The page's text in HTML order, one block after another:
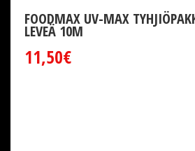
FOODMAX UV-MAX
LEVEÄ 10M
11,50€